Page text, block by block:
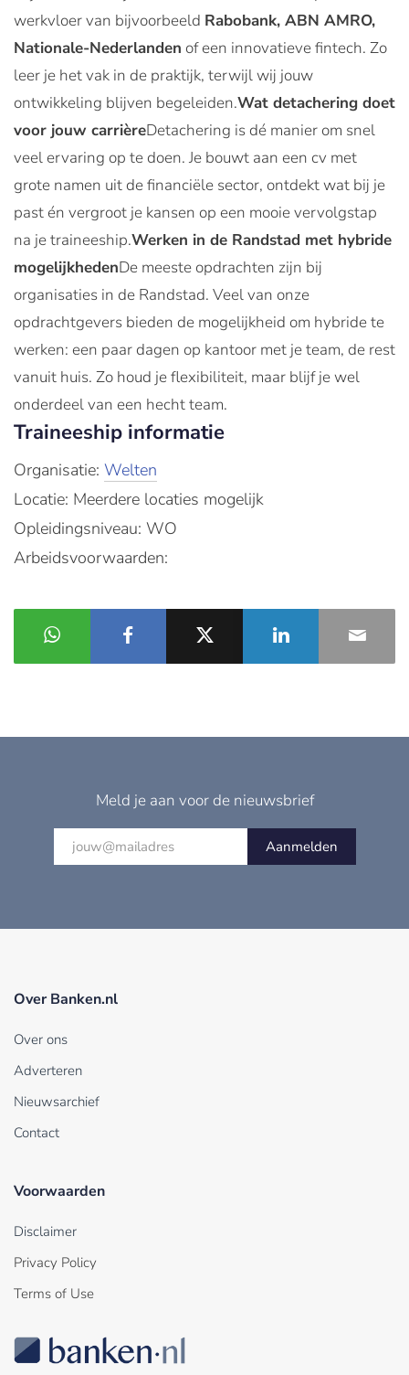
werkvloer van bijvoorbeeld Rabobank, ABN AMRO,
Nationale-Nederlanden of een innovatieve fintech. Zo
leer je het vak in de praktijk, terwijl wij jouw
ontwikkeling blijven begeleiden.Wat detachering doet
voor jouw carrièreDetachering is dé manier om snel
veel ervaring op te doen. Je bouwt aan een cv met
grote namen uit de financiële sector, ontdekt wat bij je
past én vergroot je kansen op een mooie vervolgstap
na je traineeship.Werken in de Randstad met hybride
mogelijkhedenDe meeste opdrachten zijn bij
organisaties in de Randstad. Veel van onze
opdrachtgevers bieden de mogelijkheid om hybride te
werken: een paar dagen op kantoor met je team, de rest
vanuit huis. Zo houd je flexibiliteit, maar blijf je wel
onderdeel van een hecht team.
Traineeship informatie
Organisatie: Welten
Locatie: Meerdere locaties mogelijk
Opleidingsniveau: WO
Arbeidsvoorwaarden:
Meld je aan voor de nieuwsbrief
Aanmelden
Over Banken.nl
Over ons
Adverteren
Nieuwsarchief
Contact
Voorwaarden
Disclaimer
Privacy Policy
Terms of Use